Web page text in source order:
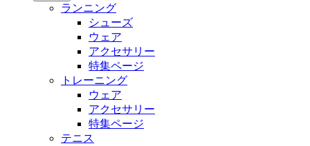
ランニング
シューズ
ウェア
アクセサリー
特集ページ
トレーニング
ウェア
アクセサリー
特集ページ
テニス